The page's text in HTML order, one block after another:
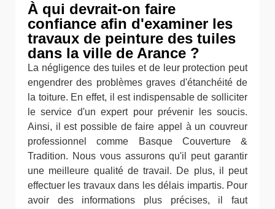
À qui devrait-on faire
confiance afin d'examiner les
travaux de peinture des tuiles
dans la ville de Arance ?
La négligence des tuiles et de leur protection peut
engendrer des problèmes graves d'étanchéité de
la toiture. En effet, il est indispensable de solliciter
le service d'un expert pour prévenir les soucis.
Ainsi, il est possible de faire appel à un couvreur
professionnel comme Basque Couverture &
Tradition. Nous vous assurons qu'il peut garantir
une meilleure qualité de travail. De plus, il peut
effectuer les travaux dans les délais impartis. Pour
avoir des informations plus précises, il faut